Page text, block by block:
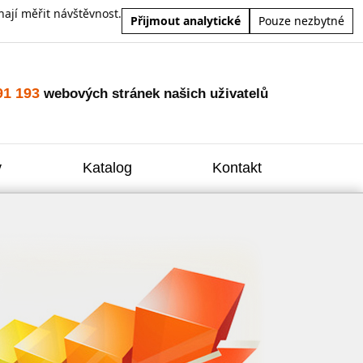
měřit návštěvnost.
Přijmout analytické Pouze nezbytné
193 webových stránek našich uživatelů
Katalog Kontakt